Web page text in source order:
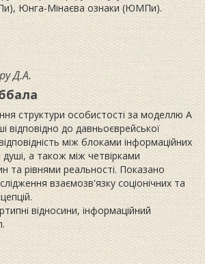
Юнга-Мінаєва ознаки (ЮМПи).
Д.А.
структури особистості за моделлю А
відповідно до давньоєврейської
між блоками інформаційних
душі, а також між четвірками
та рівнями реальності. Показано
взаємозв'язку соціонічних та
відносини, інформаційний